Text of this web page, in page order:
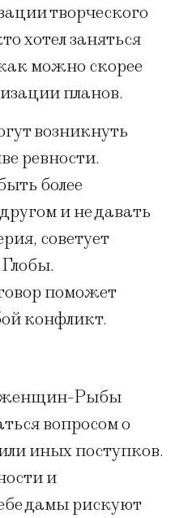
творческого
хотел заняться
можно скорее
планов.
возникнуть
ревности.
более
и не давать
советует
поможет
конфликт.
женщин-Рыбы
вопросом о
иных поступков.
и
дамы рискуют